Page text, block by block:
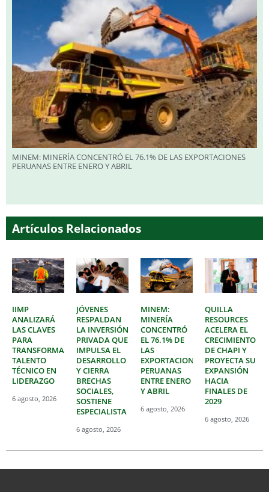
MINEM: MINERÍA CONCENTRÓ EL 76.1% DE LAS EXPORTACIONES
PERUANAS ENTRE ENERO Y ABRIL
Artículos Relacionados
IIMP
ANALIZARÁ
LAS CLAVES
PARA
TRANSFORMAR
TALENTO
TÉCNICO EN
LIDERAZGO
6 agosto, 2026
JÓVENES
RESPALDAN
LA INVERSIÓN
PRIVADA QUE
IMPULSA EL
DESARROLLO
Y CIERRA
BRECHAS
SOCIALES,
SOSTIENE
ESPECIALISTA
6 agosto, 2026
MINEM:
MINERÍA
CONCENTRÓ
EL 76.1% DE
LAS
EXPORTACIONES
PERUANAS
ENTRE ENERO
Y ABRIL
6 agosto, 2026
QUILLA
RESOURCES
ACELERA EL
CRECIMIENTO
DE CHAPI Y
PROYECTA SU
EXPANSIÓN
HACIA
FINALES DE
2029
6 agosto, 2026